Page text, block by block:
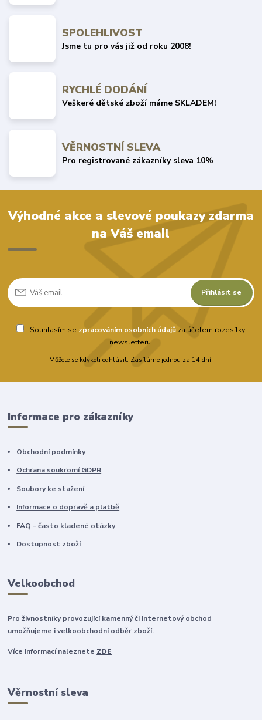
SPOLEHLIVOST
Jsme tu pro vás již od roku 2008!
RYCHLÉ DODÁNÍ
Veškeré dětské zboží máme SKLADEM!
VĚRNOSTNÍ SLEVA
Pro registrované zákazníky sleva 10%
Výhodné akce a slevové poukazy zdarma
na Váš email
Přihlásit se
Souhlasím se zpracováním osobních údajů za účelem rozesílky
newsletteru.
Můžete se kdykoli odhlásit. Zasíláme jednou za 14 dní.
Informace pro zákazníky
Obchodní podmínky
Ochrana soukromí GDPR
Soubory ke stažení
Informace o dopravě a platbě
FAQ - často kladené otázky
Dostupnost zboží
Velkoobchod
Pro živnostníky provozující kamenný či internetový obchod
umožňujeme i velkoobchodní odběr zboží.
Více informací naleznete ZDE
Věrnostní sleva